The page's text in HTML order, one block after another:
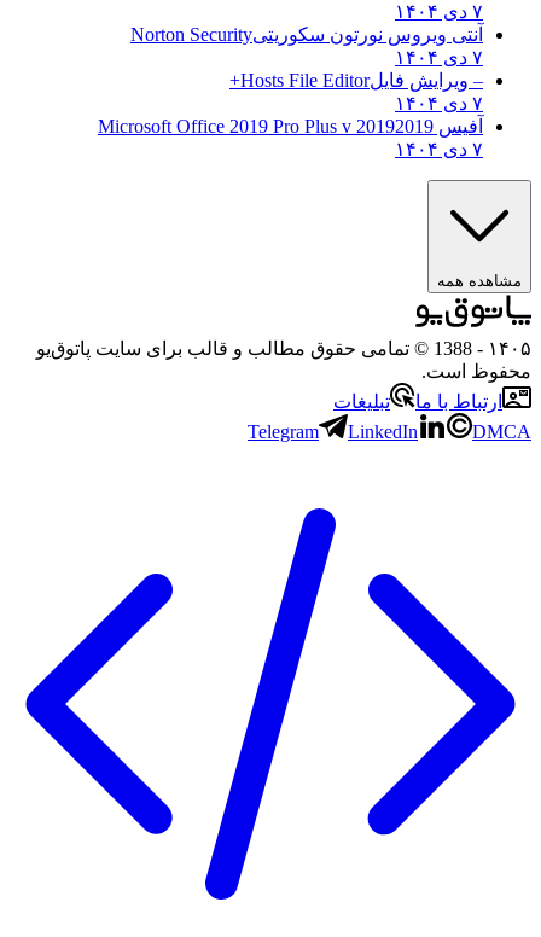
آنتی ویروس نورتون سکوریتیNorton Security
– ویرایش فایلHosts File Editor+
آفیس 2019 2019 Microsoft Office 2019 Pro Plus v
مشاهده همه
- 1388 © تمامی حقوق مطالب و قالب برای سایت پاتوق‌یو
است.
ارتباط با ما
تبلیغات
Telegram
LinkedIn